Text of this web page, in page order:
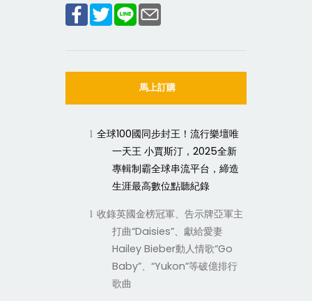
馬上訂購
l 全球100國同步封王！流行樂壇唯
一天王 小賈斯汀， 2025全新
專輯制霸全球串流平台，締造
生涯最高數位點聽紀錄
l 收錄英國金榜冠軍、告示牌亞軍主
打曲“Daisies”、獻給愛妻
Hailey Bieber動人情歌“Go
Baby”、 “Yukon”等破億排行
歌曲